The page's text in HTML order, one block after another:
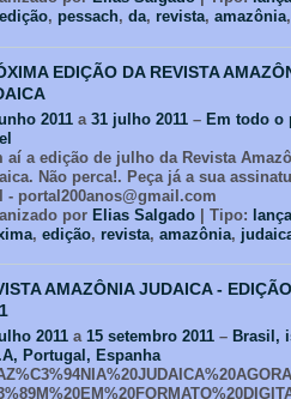
edição, pessach, da, revista, amazônia,
EDIÇÃO DA REVISTA
2011 a 31 julho 2011 – Em todo o
aí a edição de julho da Revista
Não perca!. Peça já a sua
- portal200anos@gmail.com
por Elias Salgado | Tipo:
, edição, revista, amazônia,
AMAZÔNIA JUDAICA -
2011 a 15 setembro 2011 – Brasil,
Portugal, Espanha